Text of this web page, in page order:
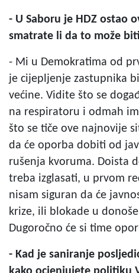
- U Saboru je HDZ ostao
smatrate li da to može
- Mi u Demokratima od
je cijepljenje zastupnika
većine. Vidite što se
na respiratoru i odmah
što se tiče ove najnovije
da će oporba dobiti od
rušenja kvoruma. Doista
treba izglasati, u prvom
nisam siguran da će
krize, ili blokade u
Dugoročno će si time
- Kad je saniranje